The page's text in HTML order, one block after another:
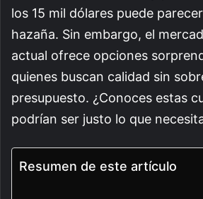
los 15 mil dólares puede
hazaña. Sin embargo, el
actual ofrece opciones
quienes buscan calidad sin
presupuesto. ¿Conoces estas
podrían ser justo lo que
Resumen de este artículo